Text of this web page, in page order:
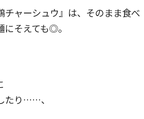
チャーシュウ』は、そのまま食べ
にそえても◎。
たり……、